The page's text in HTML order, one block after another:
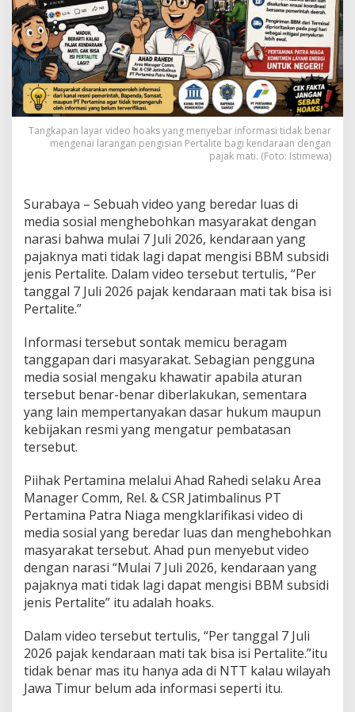
e
o
L
a
r
a
n
g
a
n
e
r
t
a
i
t
a
i
K
e
n
d
a
a
n
P
a
j
a
k
M
t
d
i
J
a
t
Tangkapan layar video hoaks yang menyebar informasi tidak benar
mengenai larangan pengisian Pertalite bagi kendaraan dengan
pajak mati. (Foto: Istimewa)
Surabaya – Sebuah video yang beredar luas di
media sosial menghebohkan masyarakat dengan
narasi bahwa mulai 7 Juli 2026, kendaraan yang
pajaknya mati tidak lagi dapat mengisi BBM subsidi
jenis Pertalite. Dalam video tersebut tertulis, “Per
tanggal 7 Juli 2026 pajak kendaraan mati tak bisa isi
Pertalite.”
Informasi tersebut sontak memicu beragam
tanggapan dari masyarakat. Sebagian pengguna
media sosial mengaku khawatir apabila aturan
tersebut benar-benar diberlakukan, sementara
yang lain mempertanyakan dasar hukum maupun
kebijakan resmi yang mengatur pembatasan
tersebut.
Piihak Pertamina melalui Ahad Rahedi selaku Area
Manager Comm, Rel. & CSR Jatimbalinus PT
Pertamina Patra Niaga mengklarifikasi video di
media sosial yang beredar luas dan menghebohkan
masyarakat tersebut. Ahad pun menyebut video
dengan narasi “Mulai 7 Juli 2026, kendaraan yang
pajaknya mati tidak lagi dapat mengisi BBM subsidi
jenis Pertalite” itu adalah hoaks.
Dalam video tersebut tertulis, “Per tanggal 7 Juli
2026 pajak kendaraan mati tak bisa isi Pertalite.”itu
tidak benar mas itu hanya ada di NTT kalau wilayah
Jawa Timur belum ada informasi seperti itu.